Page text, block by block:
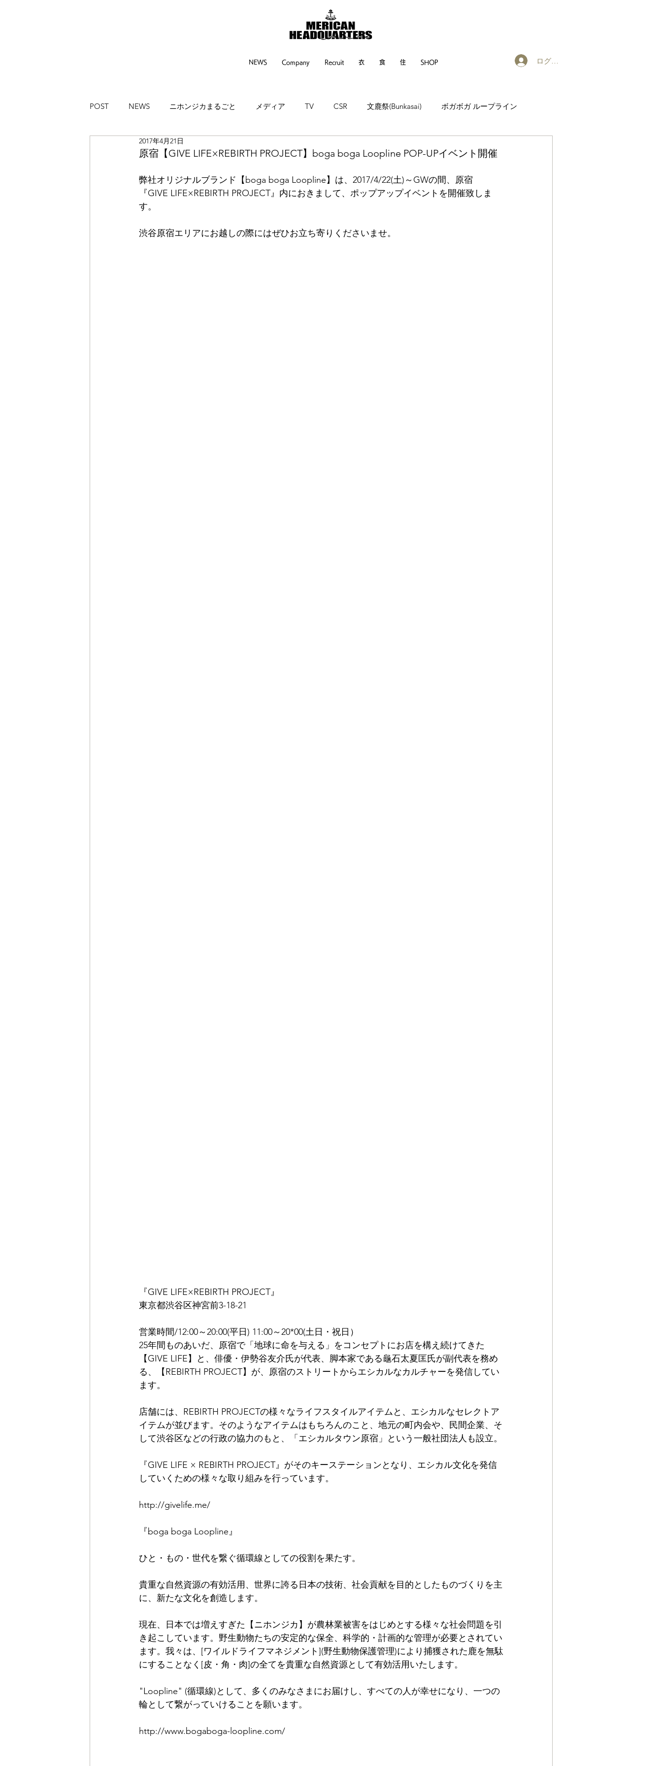
NEWS Company Recruit 衣 食 住 SHOP ログイン
POST NEWS ニホンジカまるごと メディア TV CSR 文鹿祭(Bunkasai) ボガボガ ループライン
ハイカラブルバード
原宿【GIVE LIFE×REBIRTH PROJECT】boga boga Loopline POP-UPイベント開催
2017年4月21日
弊社オリジナルブランド【boga boga Loopline】は、2017/4/22(土)～GWの間、原宿
『GIVE LIFE×REBIRTH PROJECT』内におきまして、ポップアップイベントを開催致しま
す。
渋谷原宿エリアにお越しの際にはぜひお立ち寄りくださいませ。
『GIVE LIFE×REBIRTH PROJECT』
東京都渋谷区神宮前3-18-21
営業時間/12:00～20:00(平日) 11:00～20*00(土日・祝日）
25年間ものあいだ、原宿で「地球に命を与える」をコンセプトにお店を構え続けてきた
【GIVE LIFE】と、俳優・伊勢谷友介氏が代表、脚本家である龜石太夏匡氏が副代表を務め
る、【REBIRTH PROJECT】が、原宿のストリートからエシカルなカルチャーを発信してい
ます。
店舗には、REBIRTH PROJECTの様々なライフスタイルアイテムと、エシカルなセレクトア
イテムが並びます。そのようなアイテムはもちろんのこと、地元の町内会や、民間企業、そ
して渋谷区などの行政の協力のもと、「エシカルタウン原宿」という一般社団法人も設立。
『GIVE LIFE × REBIRTH PROJECT』がそのキーステーションとなり、エシカル文化を発信
していくための様々な取り組みを行っています。
http://givelife.me/
『boga boga Loopline』
ひと・もの・世代を繋ぐ循環線としての役割を果たす。
貴重な自然資源の有効活用、世界に誇る日本の技術、社会貢献を目的としたものづくりを主
に、新たな文化を創造します。
現在、日本では増えすぎた【ニホンジカ】が農林業被害をはじめとする様々な社会問題を引
き起こしています。野生動物たちの安定的な保全、科学的・計画的な管理が必要とされてい
ます。我々は、[ワイルドライフマネジメント](野生動物保護管理)により捕獲された鹿を無駄
にすることなく[皮・角・肉]の全てを貴重な自然資源として有効活用いたします。
"Loopline" (循環線)として、多くのみなさまにお届けし、すべての人が幸せになり、一つの
輪として繋がっていけることを願います。
http://www.bogaboga-loopline.com/